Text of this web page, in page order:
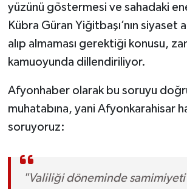
yüzünü göstermesi ve sahadaki
Kübra Güran Yiğitbaşı’nın siyaset
alıp almaması gerektiği konusu,
kamuoyunda dillendiriliyor.
Afyonhaber olarak bu soruyu
muhatabına, yani Afyonkarahisar
soruyoruz:
"Valiliği döneminde